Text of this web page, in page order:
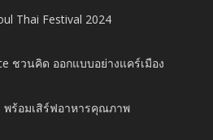
Thai Festival 2024
ชวนคิด ออกแบบอย่างแคร์เมือง
พร้อมเสิร์ฟอาหารคุณภาพ